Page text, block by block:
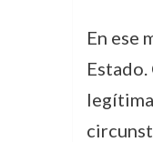
En ese